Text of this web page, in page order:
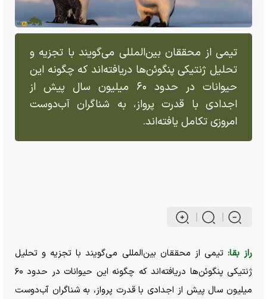
تیمی از محققان بین‌المللی می‌گویند با تجزیه و
تحلیل ژنتیکی پنگوئن‌ها دریافته‌اند که چگونه این
حیوانات در حدود ۶۰ میلیون سال پیش از
اجدادی با قدرت پرواز، به شناگران آب‌دوست
امروزی تکامل یافته‌اند.
راز بقا: تیمی از محققان بین‌المللی می‌گویند با تجزیه و تحلیل
ژنتیکی پنگوئن‌ها دریافته‌اند که چگونه این حیوانات در حدود ۶۰
میلیون سال پیش از اجدادی با قدرت پرواز، به شناگران آب‌دوست